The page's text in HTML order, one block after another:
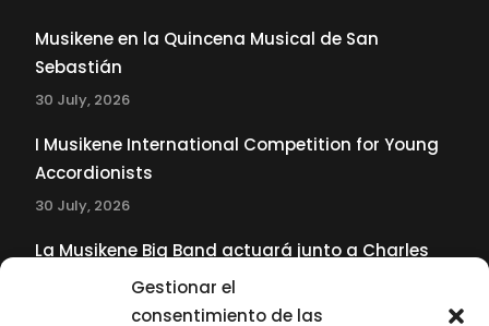
Gestionar el
consentimiento de las
Musikene en la Quincena Musical de San
Sebastián
30 July, 2026
I Musikene International Competition for Young
Accordionists
30 July, 2026
La Musikene Big Band actuará junto a Charles
Tolliver en el 61 Jazzaldia